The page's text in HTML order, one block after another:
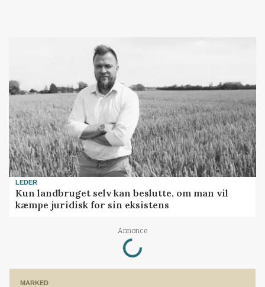
LEDER
Kun landbruget selv kan beslutte, om man vil
kæmpe juridisk for sin eksistens
Annonce
Loading...
MARKED